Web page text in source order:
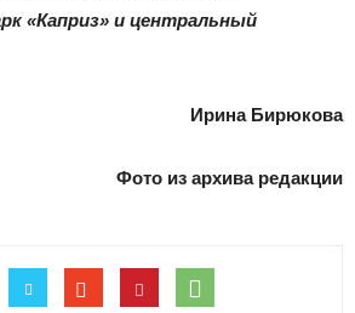
«Каприз» и центральный
Ирина Бирюкова
Фото из архива редакции